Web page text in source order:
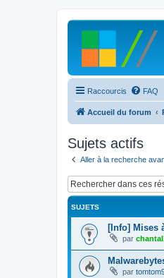
Raccourcis FAQ
Accueil du forum
Sujets actifs
Aller à la recherche
SUJETS
[Info] Mises
par
par